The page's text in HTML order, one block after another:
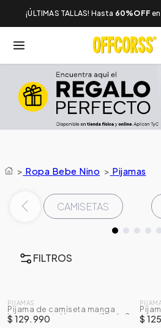
¡ÚLTIMAS TALLAS! Hasta 60%OFF
> Ropa Bebe Nino > Pijamas
CAMISETAS
FILTROS
PIJAMAS
Pijama de camiseta manga
larga + pantalón para niño de 2
a 7 años
$ 129.990
corta
a 7
$